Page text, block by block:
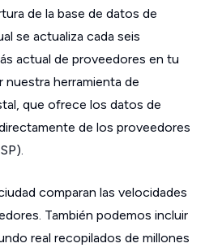
de la base de datos de
se actualiza cada seis
actual de proveedores en tu
nuestra herramienta de
que ofrece los datos de
de los proveedores
comparan las velocidades
También podemos incluir
real recopilados de millones